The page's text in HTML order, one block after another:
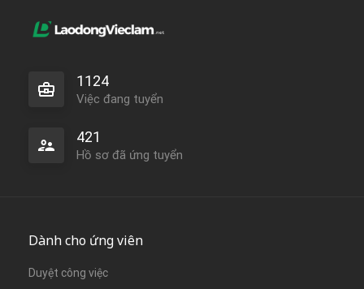
1124
Việc đang tuyển
421
Hồ sơ đã ứng tuyển
Dành cho ứng viên
Duyệt công việc